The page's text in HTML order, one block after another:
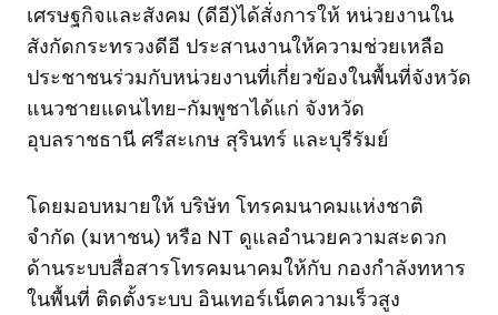
เศรษฐกิจและสังคม (ดีอี)ได้สั่งการให้ หน่วยงานใน
สังกัดกระทรวงดีอี ประสานงานให้ความช่วยเหลือ
ประชาชนร่วมกับหน่วยงานที่เกี่ยวข้องในพื้นที่จังหวัด
แนวชายแดนไทย-กัมพูชาได้แก่ จังหวัด
อุบลราชธานี ศรีสะเกษ สุรินทร์ และบุรีรัมย์
โดยมอบหมายให้ บริษัท โทรคมนาคมแห่งชาติ
จำกัด (มหาชน) หรือ NT ดูแลอำนวยความสะดวก
ด้านระบบสื่อสารโทรคมนาคมให้กับ กองกำลังทหาร
ในพื้นที่ ติดตั้งระบบ อินเทอร์เน็ตความเร็วสูง